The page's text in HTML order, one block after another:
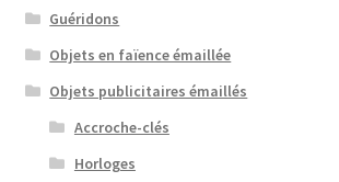
Guéridons
Objets en faïence émaillée
Objets publicitaires émaillés
Accroche-clés
Horloges